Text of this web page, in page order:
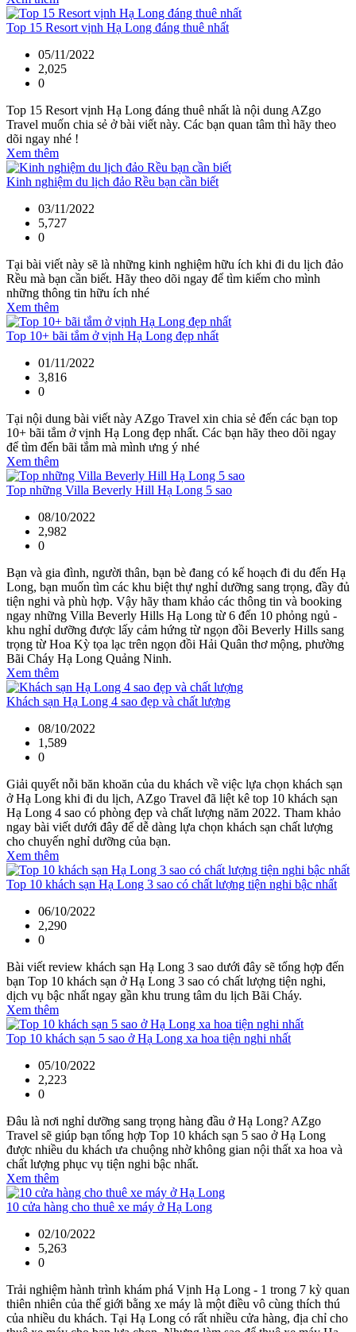
Top 15 Resort vịnh Hạ Long đáng thuê nhất
05/11/2022
2,025
0
Top 15 Resort vịnh Hạ Long đáng thuê nhất là nội dung AZgo
Travel muốn chia sẻ ở bài viết này. Các bạn quan tâm thì hãy theo
dõi ngay nhé !
Xem thêm
Kinh nghiệm du lịch đảo Rều bạn cần biết
03/11/2022
5,727
0
Tại bài viết này sẽ là những kinh nghiệm hữu ích khi đi du lịch đảo
Rều mà bạn cần biết. Hãy theo dõi ngay để tìm kiếm cho mình
những thông tin hữu ích nhé
Xem thêm
Top 10+ bãi tắm ở vịnh Hạ Long đẹp nhất
01/11/2022
3,816
0
Tại nội dung bài viết này AZgo Travel xin chia sẻ đến các bạn top
10+ bãi tắm ở vịnh Hạ Long đẹp nhất. Các bạn hãy theo dõi ngay
để tìm đến bãi tắm mà mình ưng ý nhé
Xem thêm
Top những Villa Beverly Hill Hạ Long 5 sao
08/10/2022
2,982
0
Bạn và gia đình, người thân, bạn bè đang có kế hoạch đi du đến Hạ
Long, bạn muốn tìm các khu biệt thự nghỉ dưỡng sang trọng, đầy đủ
tiện nghi và phù hợp. Vậy hãy tham khảo các thông tin và booking
ngay những Villa Beverly Hills Hạ Long từ 6 đến 10 phỏng ngủ -
khu nghỉ dưỡng được lấy cảm hứng từ ngọn đồi Beverly Hills sang
trọng từ Hoa Kỳ tọa lạc trên ngọn đồi Hải Quân thơ mộng, phường
Bãi Cháy Hạ Long Quảng Ninh.
Xem thêm
Khách sạn Hạ Long 4 sao đẹp và chất lượng
08/10/2022
1,589
0
Giải quyết nỗi băn khoăn của du khách về việc lựa chọn khách sạn
ở Hạ Long khi đi du lịch, AZgo Travel đã liệt kê top 10 khách sạn
Hạ Long 4 sao có phòng đẹp và chất lượng năm 2022. Tham khảo
ngay bài viết dưới đây để dễ dàng lựa chọn khách sạn chất lượng
cho chuyến nghỉ dưỡng của bạn.
Xem thêm
Top 10 khách sạn Hạ Long 3 sao có chất lượng tiện nghi bậc nhất
06/10/2022
2,290
0
Bài viết review khách sạn Hạ Long 3 sao dưới đây sẽ tổng hợp đến
bạn Top 10 khách sạn ở Hạ Long 3 sao có chất lượng tiện nghi,
dịch vụ bậc nhất ngay gần khu trung tâm du lịch Bãi Cháy.
Xem thêm
Top 10 khách sạn 5 sao ở Hạ Long xa hoa tiện nghi nhất
05/10/2022
2,223
0
Đâu là nơi nghỉ dưỡng sang trọng hàng đầu ở Hạ Long? AZgo
Travel sẽ giúp bạn tổng hợp Top 10 khách sạn 5 sao ở Hạ Long
được nhiều du khách ưa chuộng nhờ không gian nội thất xa hoa và
chất lượng phục vụ tiện nghi bậc nhất.
Xem thêm
10 cửa hàng cho thuê xe máy ở Hạ Long
02/10/2022
5,263
0
Trải nghiệm hành trình khám phá Vịnh Hạ Long - 1 trong 7 kỳ quan
thiên nhiên của thế giới bằng xe máy là một điều vô cùng thích thú
của nhiều du khách. Tại Hạ Long có rất nhiều cửa hàng, địa chỉ cho